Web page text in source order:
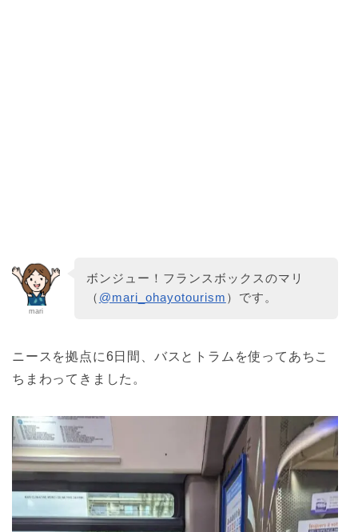
mari
ボンジュー！フランスボックスのマリ
（ @mari_ohayotourism ）です。
ニースを拠点に6日間、バスとトラムを使ってあちこ
ちまわってきました。